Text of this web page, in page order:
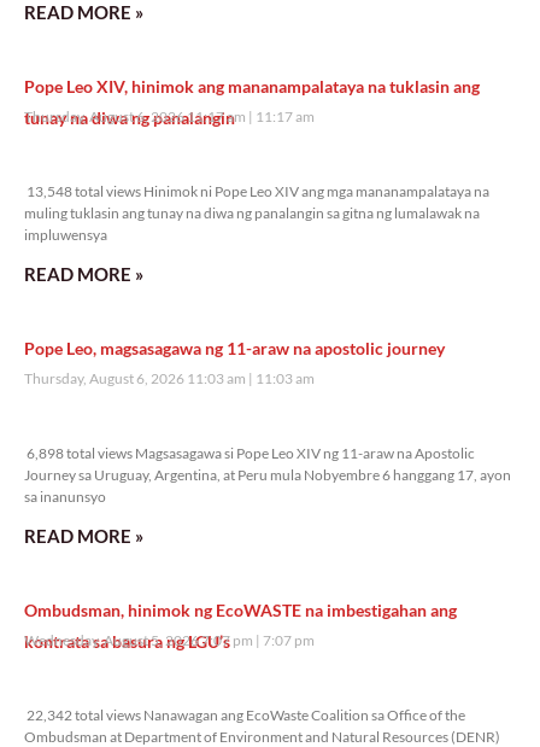
READ MORE »
Pope Leo XIV, hinimok ang mananampalataya na tuklasin ang
tunay na diwa ng panalangin
Thursday, August 6, 2026 11:17 am 11:17 am
13,548 total views Hinimok ni Pope Leo XIV ang mga mananampalataya na
muling tuklasin ang tunay na diwa ng panalangin sa gitna ng lumalawak na
impluwensya
READ MORE »
Pope Leo, magsasagawa ng 11-araw na apostolic journey
Thursday, August 6, 2026 11:03 am 11:03 am
6,898 total views Magsasagawa si Pope Leo XIV ng 11-araw na Apostolic
Journey sa Uruguay, Argentina, at Peru mula Nobyembre 6 hanggang 17, ayon
sa inanunsyo
READ MORE »
Ombudsman, hinimok ng EcoWASTE na imbestigahan ang
kontrata sa basura ng LGU’s
Wednesday, August 5, 2026 7:07 pm 7:07 pm
22,342 total views Nanawagan ang EcoWaste Coalition sa Office of the
Ombudsman at Department of Environment and Natural Resources (DENR)